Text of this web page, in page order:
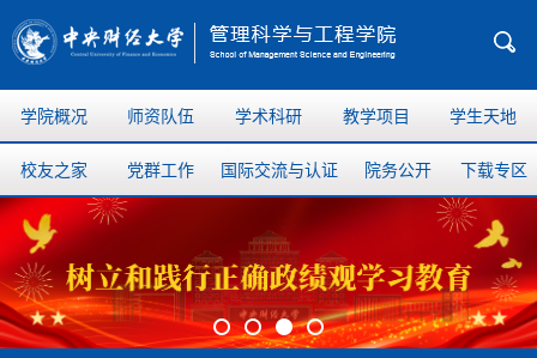
学院概况 师资队伍 学术科研 教学项目 学生天地
校友之家 党群工作 国际交流与认证 院务公开 下载专区